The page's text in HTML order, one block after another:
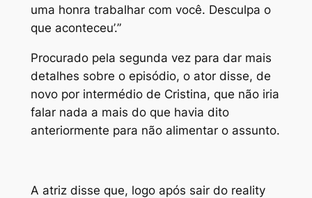
uma honra trabalhar com você. Desculpa o
que aconteceu’.”
Procurado pela segunda vez para dar mais
detalhes sobre o episódio, o ator disse, de
novo por intermédio de Cristina, que não iria
falar nada a mais do que havia dito
anteriormente para não alimentar o assunto.
A atriz disse que, logo após sair do reality